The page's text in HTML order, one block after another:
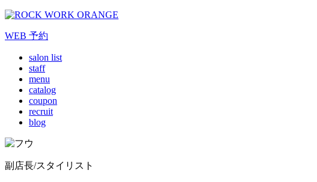
WEB 予約
salon list
staff
menu
catalog
coupon
recruit
blog
副店長/スタイリスト